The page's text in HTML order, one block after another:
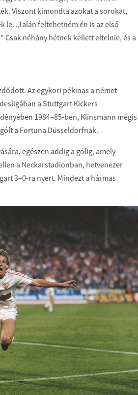
Viszont kimondta azokat a sorokat,
„Talán feltehetném én is az első
Csak néhány hétnek kellett eltelnie, és a
Az egykori pékinas a német
a Stuttgart Kickers
1984–85-ben, Klinsmann mégis
a Fortuna Düsseldorfnak.
egészen addig a gólig, amely
a Neckarstadionban, hetvenezer
3–0-ra nyert. Mindezt a hármas